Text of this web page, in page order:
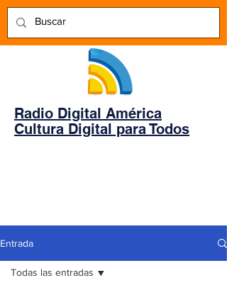
Radio Digital América
Cultura Digital para Todos
Entrada
Todas las entradas